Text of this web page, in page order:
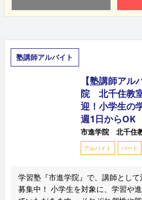
塾講師アルバイト
【塾講師アル
院 北千住教
迎！小学生の
週1日からOK
市進学院 北千住
アルバイト パート
学習塾『市進学院』で、講師とし
募集中！ 小学生を対象に、学習や